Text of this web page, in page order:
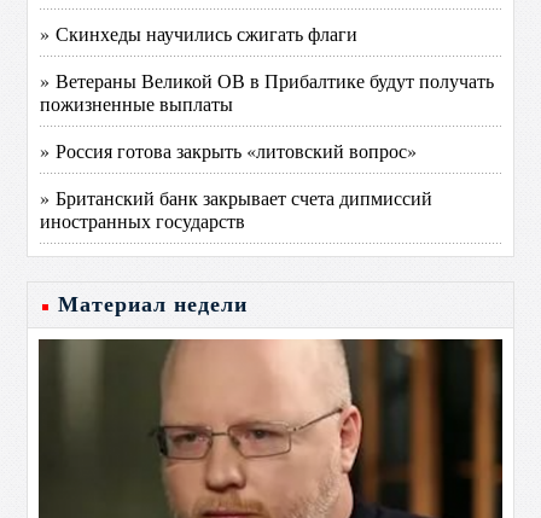
» Скинхеды научились сжигать флаги
» Ветераны Великой ОВ в Прибалтике будут получать
пожизненные выплаты
» Россия готова закрыть «литовский вопрос»
» Британский банк закрывает счета дипмиссий
иностранных государств
Материал недели